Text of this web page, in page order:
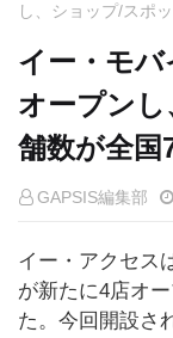
し、ショップ/スポ
イー・モ
オープン
舗数が全国
GAPSIS編集部
イー・アクセス
が新たに4店オ
た。今回開設さ